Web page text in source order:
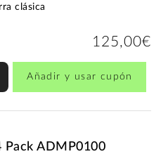
clásica
125,00€
Añadir y usar cupón
Pack ADMP0100